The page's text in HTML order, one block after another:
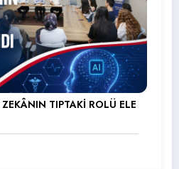
ZEKÂNIN TIPTAKİ ROLÜ ELE